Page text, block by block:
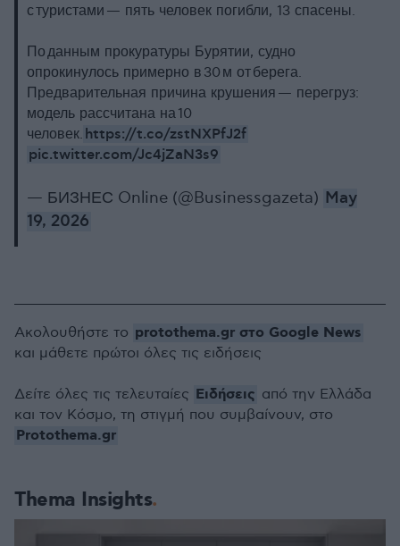
с туристами — пять человек погибли, 13 спасены.
По данным прокуратуры Бурятии, судно
опрокинулось примерно в 30 м от берега.
Предварительная причина крушения — перегруз:
модель рассчитана на 10
человек. https://t.co/zstNXPfJ2f
pic.twitter.com/Jc4jZaN3s9
— БИЗНЕС Online (@Businessgazeta) May
19, 2026
Thema Insights
Ακολουθήστε το protothema.gr στο Google News
και μάθετε πρώτοι όλες τις ειδήσεις
Δείτε όλες τις τελευταίες Ειδήσεις από την Ελλάδα
και τον Κόσμο, τη στιγμή που συμβαίνουν, στο
Protothema.gr